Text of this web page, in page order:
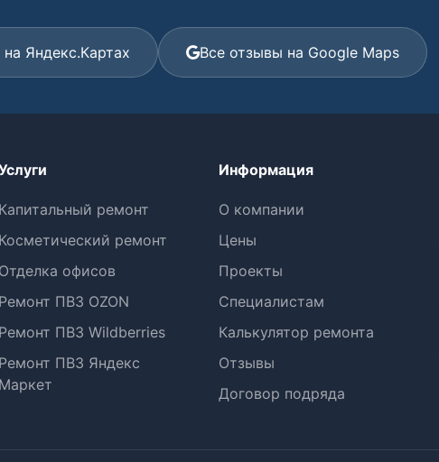
Яндекс.Картах Все отзывы на Google Maps
Капитальный ремонт
Косметический ремонт
Отделка офисов
Ремонт ПВЗ OZON
Ремонт ПВЗ Wildberries
Ремонт ПВЗ Яндекс
Маркет
Информация
О компании
Цены
Проекты
Специалистам
Калькулятор ремонта
Отзывы
Договор подряда